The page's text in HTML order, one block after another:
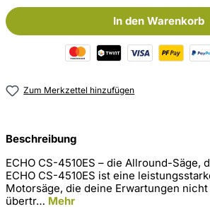
In den Warenkorb
Zum Merkzettel hinzufügen
Beschreibung
ECHO CS-4510ES – die Allround-Säge,
ECHO CS-4510ES ist eine
Motorsäge, die deine Erwartungen
übertr… Mehr